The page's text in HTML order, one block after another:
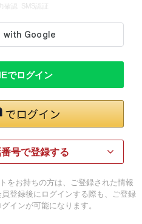
確認 SMS認証
でログイン
号で登録する
をお持ちの方は、ご登録された情報
登録後にログインする際も、ご登録
インが可能になります。